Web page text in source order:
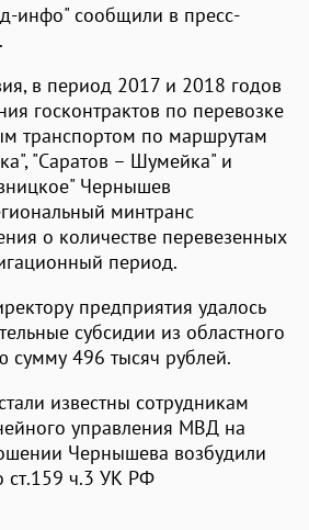
инфо" сообщили в пресс-
в период 2017 и 2018 годов
госконтрактов по перевозке
транспортом по маршрутам
"Саратов – Шумейка" и
Чернышев
минтранс
о количестве перевезенных
период.
предприятия удалось
субсидии из областного
496 тысяч рублей.
известны сотрудникам
управления МВД на
Чернышева возбудили
ст.159 ч.3 УК РФ